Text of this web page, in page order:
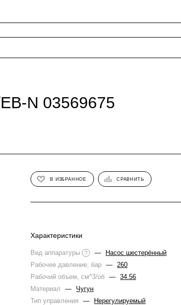
N 03569675
В ИЗБРАННОЕ СРАВНИТЬ
Характеристики
Вид аппаратуры ? —
Насос шестерённый
Рабочее давление, бар
—
260
Рабочий объем, см^3/об
—
34.56
Материал
—
Чугун
Тип управления
—
Нерегулируемый